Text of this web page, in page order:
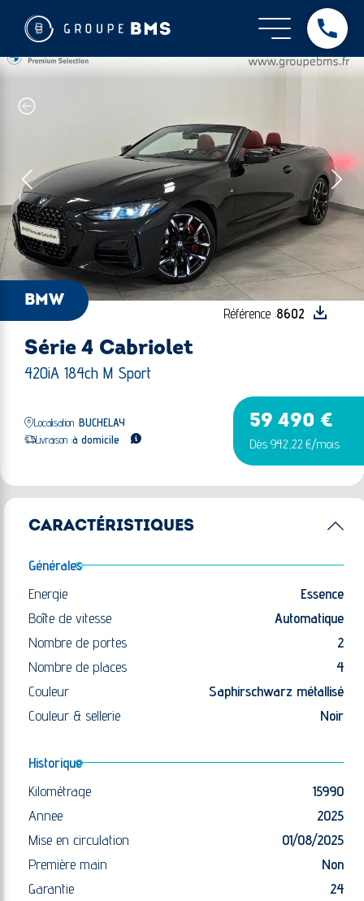
Référence :8602
BMW
Série 4 Cabriolet
420iA 184ch M Sport
Localisation :BUCHELAY
Livraison :à domicile
59 490 €
Dès 942,22 €/mois
Dès
CARACTÉRISTIQUES
Générales
Energie
Essence
Boîte de vitesse
Automatique
Nombre de portes
2
Nombre de places
4
Couleur
Saphirschwarz métallisé
Couleur & sellerie
Noir
Historique
Kilométrage
15990
Annee
2025
Mise en circulation
01/08/2025
Première main
Non
Garantie
24